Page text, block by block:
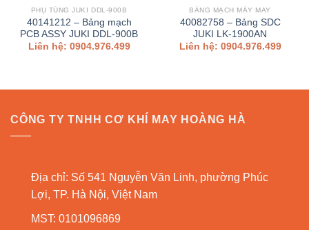
PHỤ TÙNG JUKI DDL-900B
40141212 – Bảng mạch
PCB ASSY JUKI DDL-900B
Liên hệ: 0904.976.499
BẢNG MẠCH MÁY MAY
40082758 – Bảng SDC
JUKI LK-1900AN
Liên hệ: 0904.976.499
CÔNG TY TNHH CƠ KHÍ MAY HOÀNG HÀ
Địa chỉ: Số 541 Nguyễn Văn Linh, phường Phúc
Lợi, TP. Hà Nội, Việt Nam
MST: 0101096869